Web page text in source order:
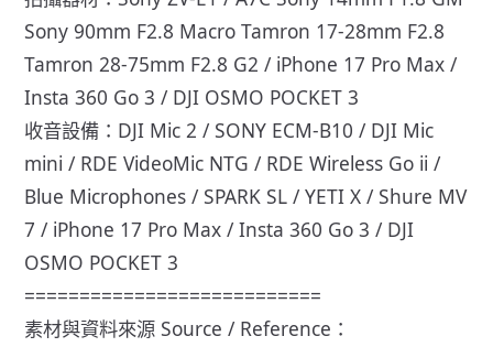
Sony 90mm F2.8 Macro Tamron 17-28mm F2.8
Tamron 28-75mm F2.8 G2 / iPhone 17 Pro Max /
Insta 360 Go 3 / DJI OSMO POCKET 3
收音設備：DJI Mic 2 / SONY ECM-B10 / DJI Mic
mini / RDE VideoMic NTG / RDE Wireless Go ii /
Blue Microphones / SPARK SL / YETI X / Shure MV
7 / iPhone 17 Pro Max / Insta 360 Go 3 / DJI
OSMO POCKET 3
===========================
素材與資料來源 Source / Reference：